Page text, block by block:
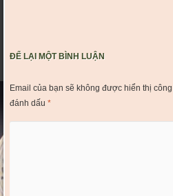
ĐỂ LẠI MỘT BÌNH LUẬN
Email của bạn sẽ không được hiển thị
đánh dấu *